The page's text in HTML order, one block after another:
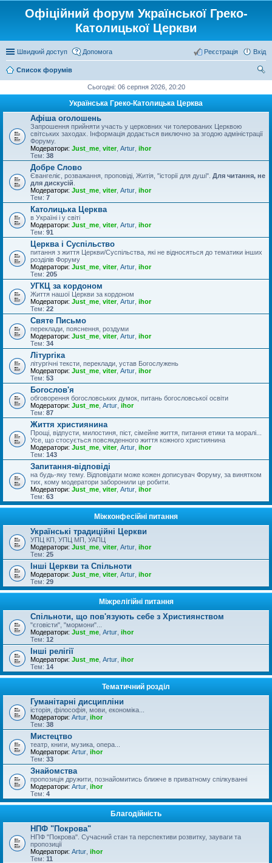
Офіційний форум Української Греко-
Католицької Церкви
Швидкий доступ Допомога Вхід
Реєстрація
Список форумів
Сьогодні: 06 серпня 2026, 20:20
Українська Греко-Католицька Церква
Афіша оголошень
Запрошення прийняти участь у церковних чи толерованих Церквою
світських заходах. Інформація додається виключно за згодою адміністрації
Форуму.
Модератори: Just_me viter, Artur ihor
Тем: 38
Добре Слово
Євангеліє, розважання, проповіді, Житія, "історії для душі". Для читання, не
для дискусій
Модератори: Just_me viter, Artur ihor
Тем: 7
Католицька Церква
в Україні і у світі
Модератори: Just_me viter, Artur ihor
Тем: 91
Церква і Суспільство
питання з життя Церкви/Суспільства, які не відносяться до тематики інших
розділів Форуму
Модератори: Just_me viter, Artur ihor
Тем: 205
УГКЦ за кордоном
Життя нашої Церкви за кордоном
Модератори: Just_me viter, Artur ihor
Тем: 22
Святе Письмо
переклади, пояснення, роздуми
Модератори: Just_me viter, Artur ihor
Тем: 34
Літургіка
літургічні тексти, переклади, устав Богослужень
Модератори: Just_me viter, Artur ihor
Тем: 53
Богослов'я
обговорення богословських думок, питань богословської освіти
Модератори: Just_me Artur ihor
Тем: 87
Життя християнина
Прощі, відпусти, милостиня, піст, сімейне життя, питання етики та моралі...
Усе, що стосується повсякденного життя кожного християнина
Модератори: Just_me viter, Artur ihor
Тем: 143
Запитання-відповіді
на будь-яку тему. Відповідати може кожен дописувач Форуму, за винятком
тих, кому модератори заборонили це робити.
Модератори: Just_me viter, Artur ihor
Тем: 63
Міжконфесійні питання
Українські традиційні Церкви
УПЦ КП, УПЦ МП, УАПЦ
Модератори: Just_me viter, Artur ihor
Тем: 25
Інші Церкви та Спільноти
Модератори: Just_me viter, Artur ihor
Тем: 29
Міжрелігійні питання
Спільноти, що пов'язують себе з Християнством
"єговісти", "мормони"...
Модератори: Just_me Artur ihor
Тем: 12
Інші релігії
Модератори: Just_me Artur ihor
Тем: 14
Тематичний розділ
Гуманітарні дисципліни
історія, філософія, мови, економіка...
Модератори: Artur ihor
Тем: 38
Мистецтво
театр, книги, музика, опера...
Модератори: Artur ihor
Тем: 33
Знайомства
пропозиція дружити, познайомитись ближче в приватному спілкуванні
Модератори: Artur ihor
Тем: 4
Благодійність
НПФ "Покрова"
НПФ "Покрова". Сучасний стан та перспективи розвитку, зауваги та
пропозиції
Модератори: Artur ihor
Тем: 11